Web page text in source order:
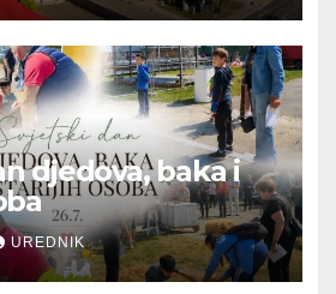
djedova, baka i
UREDNIK